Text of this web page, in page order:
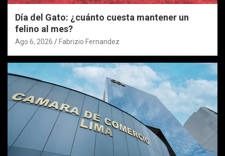
Día del Gato: ¿cuánto cuesta mantener un
felino al mes?
Ago 6, 2026 Fabrizio Fernandez